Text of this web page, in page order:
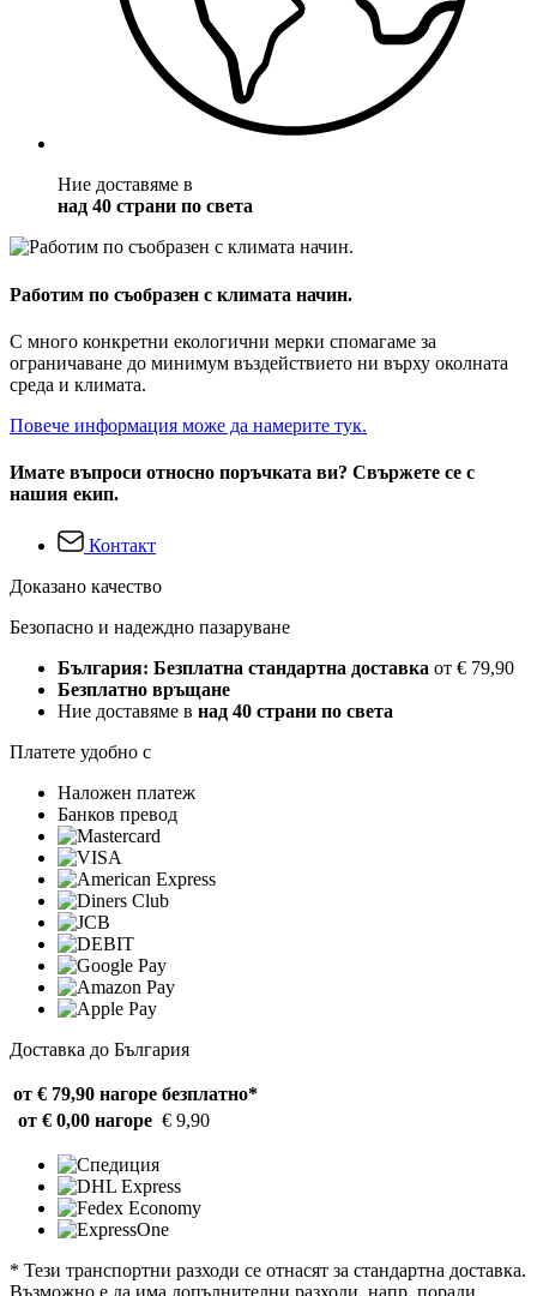
Ние доставяме в
над 40 страни по света
Работим по съобразен с климата начин.
С много конкретни екологични мерки спомагаме за
ограничаване до минимум въздействието ни върху околната
среда и климата.
Повече информация може да намерите тук.
Имате въпроси относно поръчката ви? Свържете се с
нашия екип.
Контакт
Доказано качество
Безопасно и надеждно пазаруване
България: Безплатна стандартна доставка от € 79,90
Безплатно връщане
Ние доставяме в над 40 страни по света
Платете удобно с
Наложен платеж
Банков превод
Доставка до България
от € 79,90 нагоре безплатно*
от € 0,00 нагоре € 9,90
* Тези транспортни разходи се отнасят за стандартна доставка.